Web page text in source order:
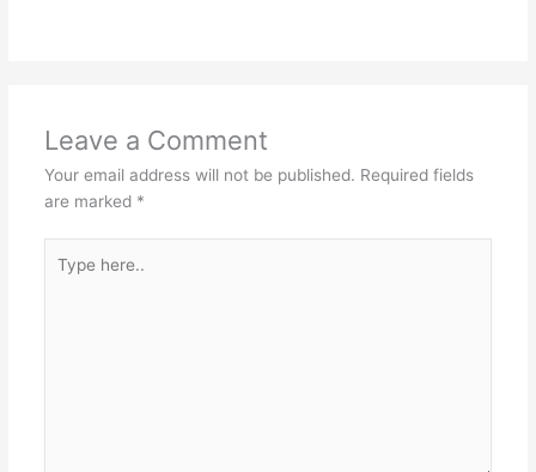
Leave a Comment
Your email address will not be published. Required fields
are marked *
here..